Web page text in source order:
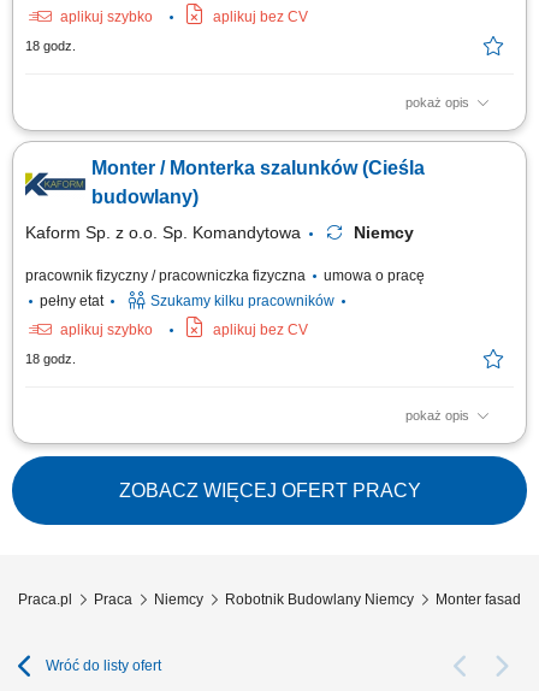
aplikuj szybko
aplikuj bez CV
18 godz.
pokaż opis
Opis stanowiska: Szalowanie: ścian, stropów, słupów - praca samodzielna
betonowych; Betonowanie;
Monter / Monterka szalunków (Cieśla
budowlany)
Kaform Sp. z o.o. Sp. Komandytowa Niemcy
pracownik fizyczny / pracowniczka fizyczna
umowa o pracę
pełny etat
Szukamy kilku pracowników
aplikuj szybko
aplikuj bez CV
18 godz.
pokaż opis
Zakres obowiązków: Realizacja prac szalunkowych przy ścianach,
stropach i słupach. Obsługa systemów szalunkowych oraz praca przy
montażu prefabrykatów betonowych. Wsparcie prac betonowych na placu
budowy. Wykonywanie zadań zgodnie z dokumentacją techniczną i
budowlaną.
ZOBACZ WIĘCEJ OFERT PRACY
Praca.pl Praca Niemcy Robotnik Budowlany Niemcy Monter fasad
Wróć do listy ofert